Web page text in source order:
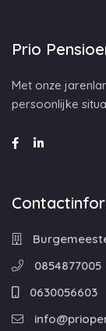
Prio
Met onze
persoonlijke
0854877005
0630056603